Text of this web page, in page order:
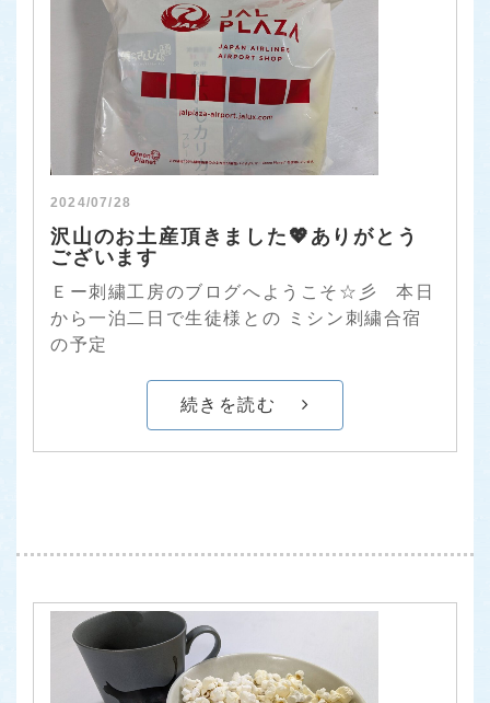
2024/07/28
沢山のお土産頂きました💖ありがとう
ございます
Ｅー刺繍工房のブログへようこそ☆彡 本日
から一泊二日で生徒様との ミシン刺繍合宿
の予定
続きを読む